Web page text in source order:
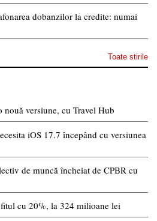
dobanzilor la credite: numai
Toate stirile
versiune, cu Travel Hub
iOS 17.7 începând cu versiunea
de muncă încheiat de CPBR cu
cu 20%, la 324 milioane lei